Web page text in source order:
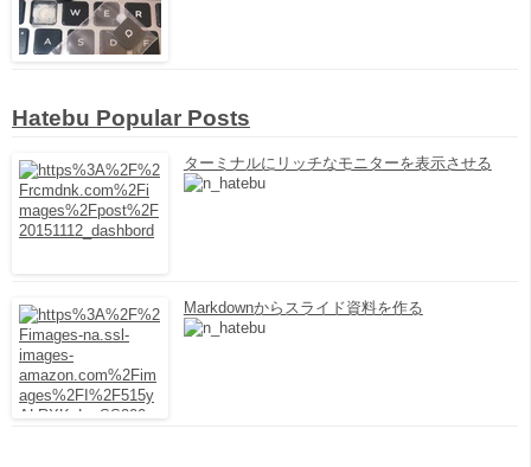
Hatebu Popular Posts
ターミナルにリッチなモニターを表示させる
Markdownからスライド資料を作る